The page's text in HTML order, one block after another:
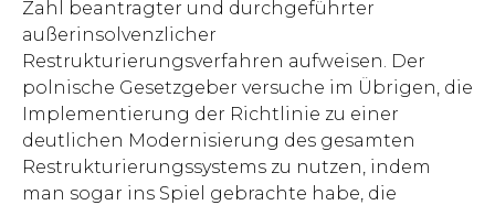
Zahl beantragter und durchgeführter
außerinsolvenzlicher
Restrukturierungsverfahren aufweisen. Der
polnische Gesetzgeber versuche im Übrigen, die
Implementierung der Richtlinie zu einer
deutlichen Modernisierung des gesamten
Restrukturierungssystems zu nutzen, indem
man sogar ins Spiel gebrachte habe, die